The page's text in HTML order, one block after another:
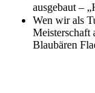
ausgebaut –
Wen wir als
Meisterschaft
Blaubären